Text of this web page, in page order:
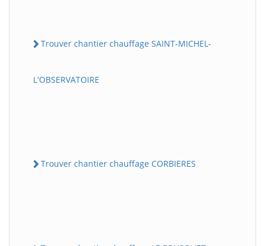
Trouver chantier chauffage SAINT-MICHEL-
L'OBSERVATOIRE
Trouver chantier chauffage CORBIERES